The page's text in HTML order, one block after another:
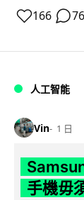
166 76
人工智能
Vin 1 日
手機毋